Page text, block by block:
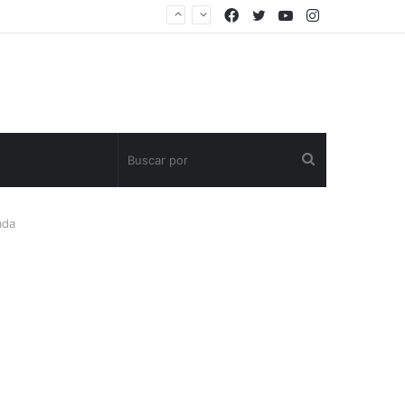
YouTube
Twitter
Facebook